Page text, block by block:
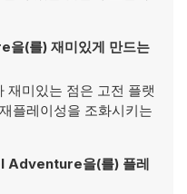
(를) 재미있게 만드는
미있는 점은 고전 플랫
플레이성을 조화시키는
Adventure을(를) 플레